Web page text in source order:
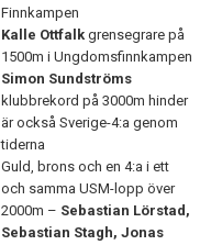
Finnkampen
Kalle Ottfalk grensegrare på
1500m i Ungdomsfinnkampen
Simon Sundströms
klubbrekord på 3000m hinder
är också Sverige-4:a genom
tiderna
Guld, brons och en 4:a i ett
och samma USM-lopp över
2000m – Sebastian Lörstad,
Sebastian Stagh, Jonas